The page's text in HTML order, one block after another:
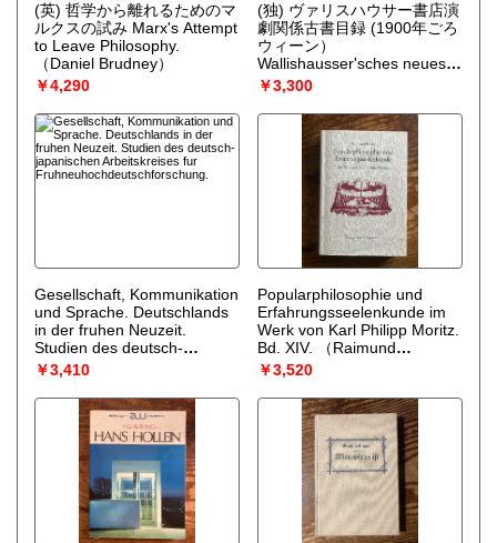
(英) 哲学から離れるためのマ
ルクスの試み Marx's Attempt
to Leave Philosophy.
（Daniel Brudney）
￥4,290
(独) ヴァリスハウサー書店演
劇関係古書目録 (1900年ごろ
ウィーン）
Wallishausser'sches neues
Theater=handbuch. Enthält
die wichtigsten im
Buchhandel erschienenen
Theaterstücke, ferner ein
Verzeichnis der besten von
Dilettanten aufführbaren
Stücke mit Inhaltsanagbe,
die gesamte
Vortragsliteratur, Werke über
Dramaturgie,
Theaterheschichte
￥3,300
Gesellschaft, Kommunikation
und Sprache. Deutschlands
in der fruhen Neuzeit.
Studien des deutsch-
japanischen Arbeitskreises
Fruhneuhochdeutschforschung.
（Kalus J. Mattheier, Haruo
Nitta & Mitsuyo Ono (hg.)）
￥3,410
Popularphilosophie und
Erfahrungsseelenkunde im
Werk von Karl Philipp Moritz.
Bd. XIV.
（Raimund
Bezold）
￥3,520